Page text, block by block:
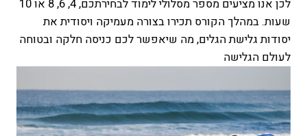
לכן אנו מציעים מספר מסלולי לימוד לבחירתכם, 4, 6, 8 או 10
שעות. במהלך הקורס תכירו בצורה מעמיקה ויסודית את
יסודות גלישת הגלים, מה שיאפשר לכם כניסה חלקה ובטוחה
לעולם הגלישה